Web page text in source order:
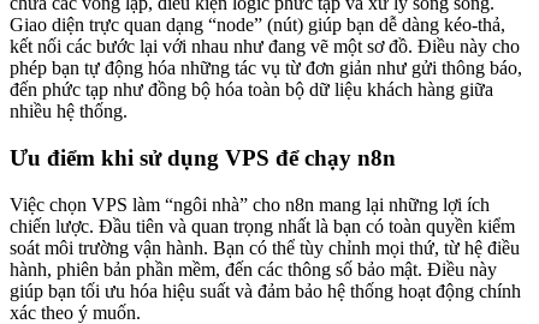
Giao diện trực quan dạng “node” (nút) giúp bạn dễ dàng kéo-thả,
kết nối các bước lại với nhau như đang vẽ một sơ đồ. Điều này cho
phép bạn tự động hóa những tác vụ từ đơn giản như gửi thông báo,
đến phức tạp như đồng bộ hóa toàn bộ dữ liệu khách hàng giữa
nhiều hệ thống.
Ưu điểm khi sử dụng VPS để chạy n8n
Việc chọn VPS làm “ngôi nhà” cho n8n mang lại những lợi ích
chiến lược. Đầu tiên và quan trọng nhất là bạn có toàn quyền kiểm
soát môi trường vận hành. Bạn có thể tùy chỉnh mọi thứ, từ hệ điều
hành, phiên bản phần mềm, đến các thông số bảo mật. Điều này
giúp bạn tối ưu hóa hiệu suất và đảm bảo hệ thống hoạt động chính
xác theo ý muốn.